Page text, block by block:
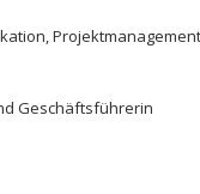
Projektmanagement
Geschäftsführerin